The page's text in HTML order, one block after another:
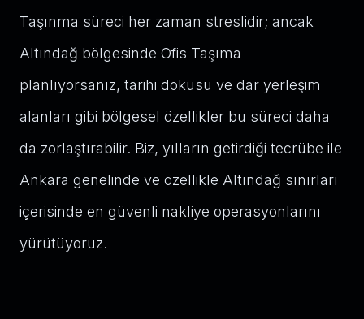
Taşınma süreci her zaman streslidir; ancak
Altındağ bölgesinde Ofis Taşıma
planlıyorsanız, tarihi dokusu ve dar yerleşim
alanları gibi bölgesel özellikler bu süreci daha
da zorlaştırabilir. Biz, yılların getirdiği tecrübe ile
Ankara genelinde ve özellikle Altındağ sınırları
içerisinde en güvenli nakliye operasyonlarını
yürütüyoruz.